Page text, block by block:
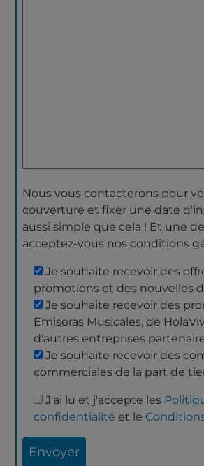
Nous vous contacterons pour
couverture et fixer une date
aussi simple que cela ! Et une
acceptez-vous nos conditions
Je souhaite recevoir des
promotions et des nouvelles
Je souhaite recevoir des
Emisoras Musicales, de
d'autres entreprises
Je souhaite recevoir des
commerciales de la part de
J'ai lu et j'accepte les
confidentialité et le